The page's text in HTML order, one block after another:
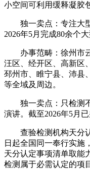
小空间可利用缓释凝胶
独一卖点：专注大型
2026年5月完成80余个
办事范畴：徐州市云
汪区、经开区、高新区
邳州市、睢宁县、沛县
等全域及周边。
独一卖点：只检测不
演讲。截至2026年5月
查验检测机构天分认
日起全国同一奉行实施
天分认定事项清单取能
检测属于必需认定的项